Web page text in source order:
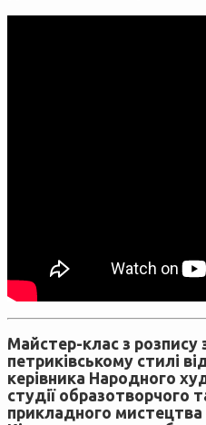
Майстер-клас з розпису
петриківському стилі
керівника Народного
студії образотворчого
прикладного мистецтва